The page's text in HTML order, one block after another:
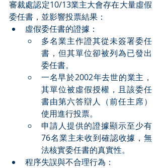
審裁處認定10/13業主大會存在大量虛假
委任書，並影響投票結果：
虛假委任書的證據：
多名業主作證其從未簽署委任
書，但其單位卻被列為已發出
委任書。
一名早於2002年去世的業主，
其單位被虛假授權，且該委任
書由第六答辯人（前任主席）
使用進行投票。
申請人提供的證據顯示至少有
76名業主未收到確認收據，無
法核實委任書的真實性。
程序失誤與不合理行為：